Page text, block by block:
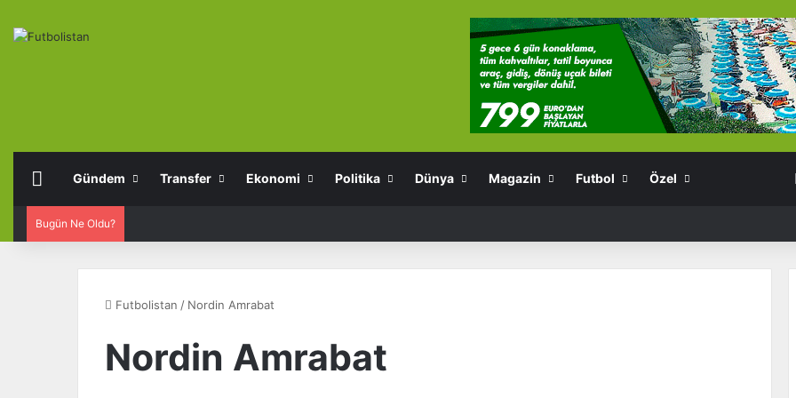
Anasayfa
Gündem Transfer Ekonomi Politika Dünya Magazin Futbol Özel
Bugün Ne Oldu?
Futbolistan / Nordin Amrabat
Nordin Amrabat